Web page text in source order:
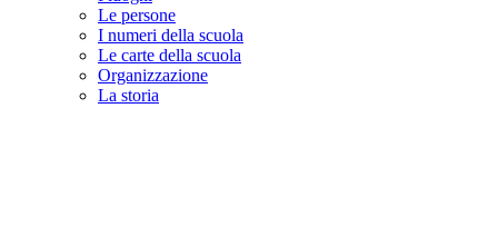
Le persone
I numeri della scuola
Le carte della scuola
Organizzazione
La storia